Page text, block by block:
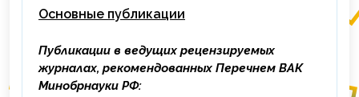
воспитательной деятельности в вузе»»
часов.
Основные публикации
Публикации в ведущих рецензируемых
журналах, рекомендованных Перечнем ВАК
Минобрнауки РФ: